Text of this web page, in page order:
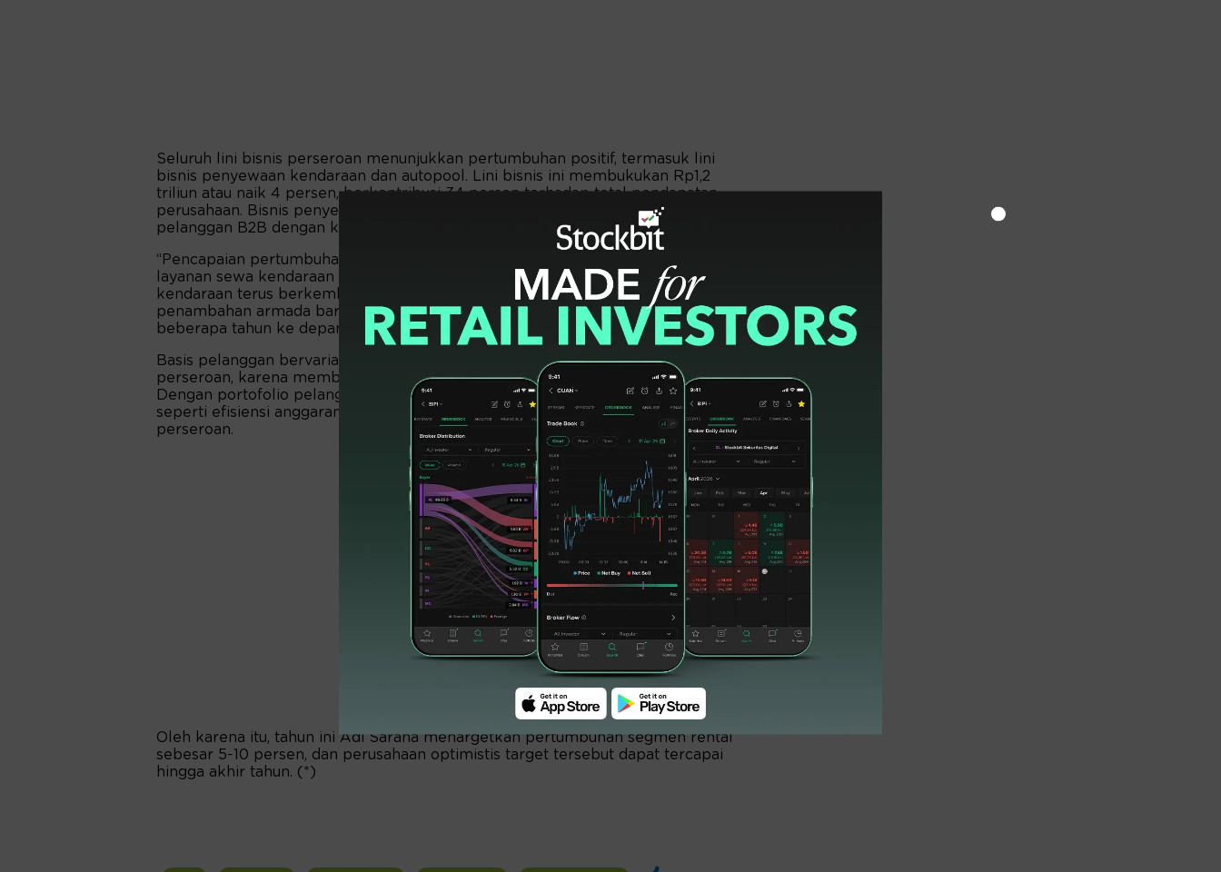
Seluruh lini bisnis perseroan menunjukkan pertumbuhan positif, termasuk lini
bisnis penyewaan kendaraan dan autopool. Lini bisnis ini membukukan Rp1,2
triliun atau naik 4 persen, berkontribusi 34 persen terhadap total pendapatan
perusahaan. Bisnis penyewaan dan autopool tetap stabil karena ditopang
pelanggan B2B dengan kontrak tahunan menjaga tarif, dan utilisasi tetap solid.
“Pencapaian pertumbuhan tersebut menjadi sinyal kuat bahwa kebutuhan akan
layanan sewa kendaraan terus meningkat. Didukung proyeksi bisnis penyewaan
kendaraan terus berkembang, perseroan mengambil langkah peremajaan, dan
penambahan armada baru untuk menjaga momentum kinerja positif hingga
beberapa tahun ke depan,” tutur Prodjo Sunarjanto, Direktur Utama Adi Sarana.
Basis pelanggan bervariasi menjadi salah satu keunggulan utama lini bisnis rental
perseroan, karena membantu perusahaan tidak bergantung pada satu sektor.
Dengan portofolio pelanggan lebih beragam, perlambatan sektor tertentu
seperti efisiensi anggaran tidak berdampak signifikan terhadap kinerja
perseroan.
Oleh karena itu, tahun ini Adi Sarana menargetkan pertumbuhan segmen rental
sebesar 5-10 persen, dan perusahaan optimistis target tersebut dapat tercapai
hingga akhir tahun. (*)